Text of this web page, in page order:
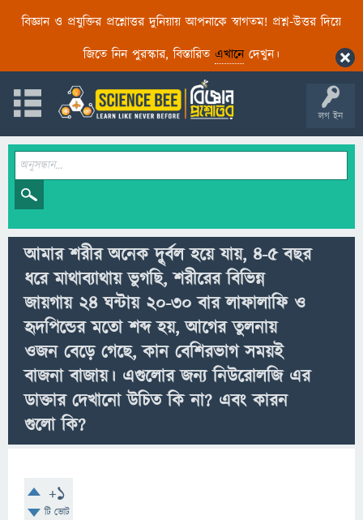
বিজ্ঞান ও প্রযুক্তির প্রশ্নোত্তর দুনিয়ায় আপনাকে স্বাগতম! প্রশ্ন-উত্তর দিয়ে
জিতে নিন পুরস্কার, বিস্তারিত এখানেদেখুন।
লগ ইন
আমার শরীর অনেক দুৃর্বল হয়ে যায়, ৪-৫ বছর
ধরে মাথাব্যাথায় ভুগছি, শরীরের বিভিন্ন
জায়গায় ২৪ ঘন্টায় ২০-৩০ বার লাফালাফি ও
হৃদপিন্ডের মতো শব্দ হয়, আগের তুলনায়
ওজন বেড়ে গেছে, কান বেশিরভাগ সময়ই
বাজনা বাজায়। এগুলোর জন্য নিউরোলজি এর
ডাক্তার দেখানো উচিত কি না? এবং কারন
গুলো কি?
+1
টি ভোট